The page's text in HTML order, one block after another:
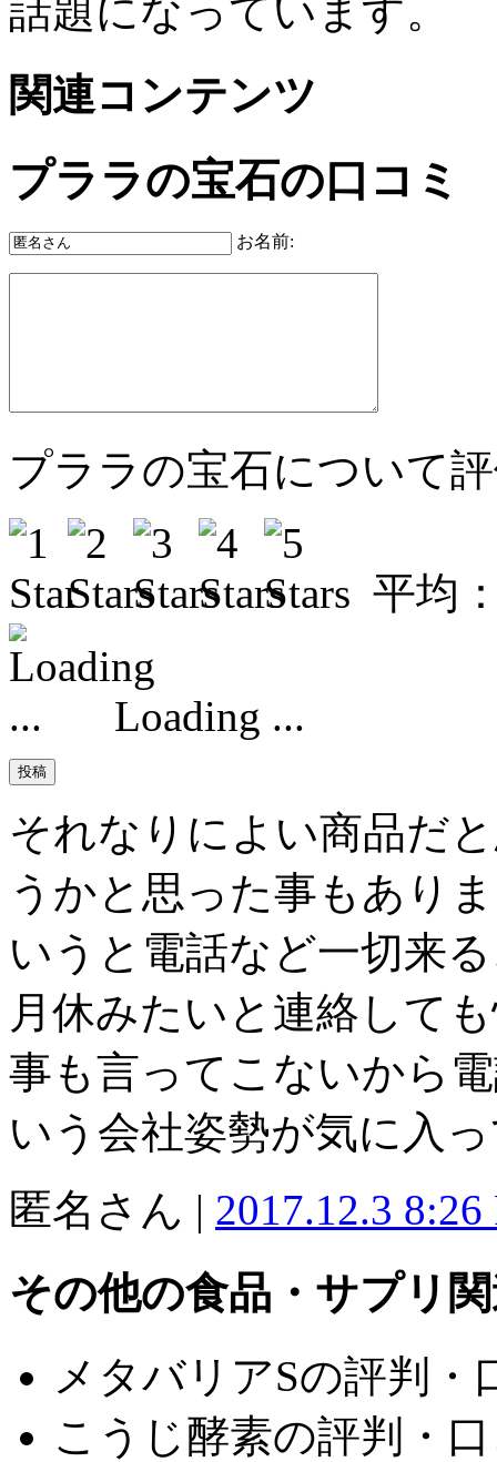
話題になっています。
関連コンテンツ
プララの宝石の口コミ
お名前:
プララの宝石について
平均
Loading ...
それなりによい商品だ
うかと思った事もあり
いうと電話など一切来
月休みたいと連絡して
事も言ってこないから
いう会社姿勢が気に入
匿名さん | 2017.12.3 8:26
その他の食品・サプリ
メタバリアSの評判・
こうじ酵素の評判・